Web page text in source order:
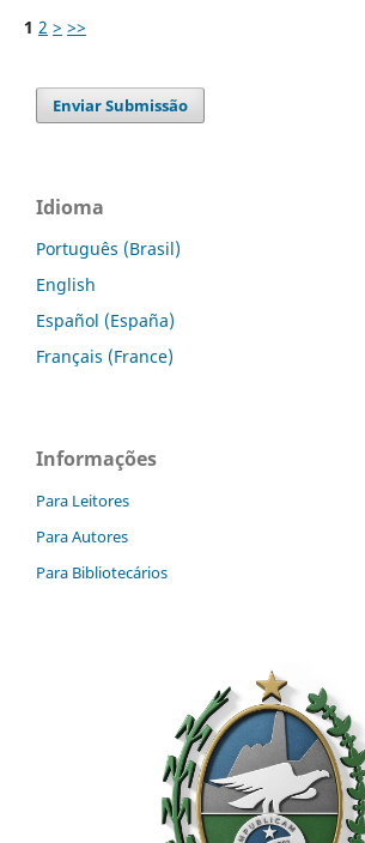
1 2 > >>
Enviar Submissão
Idioma
Português (Brasil)
English
Español (España)
Français (France)
Informações
Para Leitores
Para Autores
Para Bibliotecários